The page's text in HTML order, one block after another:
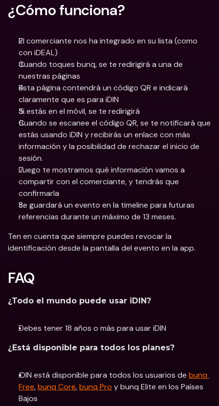
¿Cómo funciona?
El comerciante nos ha integrado en su lista (como
con iDEAL)
Cuando toques bunq, se te redirigirá a una de
nuestras páginas
Esta página contendrá un código QR e indicará
claramente que es para iDIN
Si estás en el móvil, se te redirigirá
Cuando se escanee el código QR, se te notificará que
estás usando iDIN y recibirás un enlace con más
información y la posibilidad de rechazar el inicio de
sesión.
Luego te mostramos qué información vamos a
compartir con el comerciante, y tendrás que
confirmarla
Se guardará un evento en la timeline para futuras
referencias durante un máximo de 13 meses.
Ten en cuenta que siempre puedes revocar la
identificación desde la pantalla del evento en la app.
FAQ
¿Todo el mundo puede usar iDIN?
Debes tener 18 años o más para usar iDIN
¿Está disponible para todos los planes?
iDIN está disponible para todos los usuarios de bunq
Free, bunq Core, bunq Pro y bunq Elite en los Países
Bajos